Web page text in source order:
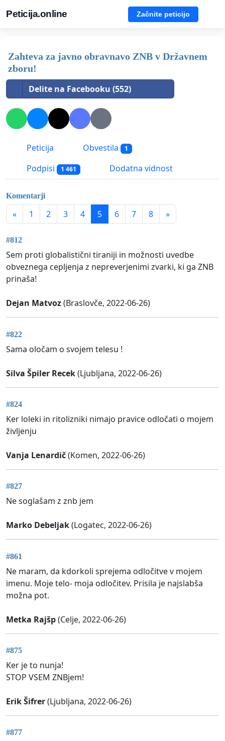
Peticija.online Začnite peticijo
Zahteva za javno obravnavo ZNB v Državnem
zboru!
Delite na Facebooku (552)
Peticija Obvestila 1
Podpisi 1 461 Dodatna vidnost
Komentarji
« 1 2 3 4 5 6 7 8 »
#812
Sem proti globalistični tiraniji in možnosti uvedbe
obveznega cepljenja z nepreverjenimi zvarki, ki ga ZNB
prinaša!
Dejan Matvoz(Braslovče, 2022-06-26)
#822
Sama oločam o svojem telesu !
Silva Špiler Recek(Ljubljana, 2022-06-26)
#824
Ker loleki in ritolizniki nimajo pravice odločati o mojem
življenju
Vanja Lenardič(Komen, 2022-06-26)
#827
Ne soglašam z znb jem
Marko Debeljak(Logatec, 2022-06-26)
#861
Ne maram, da kdorkoli sprejema odločitve v mojem
imenu. Moje telo- moja odločitev. Prisila je najslabša
možna pot.
Metka Rajšp(Celje, 2022-06-26)
#875
Ker je to nunja!
STOP VSEM ZNBjem!
Erik Šifrer(Ljubljana, 2022-06-26)
#877